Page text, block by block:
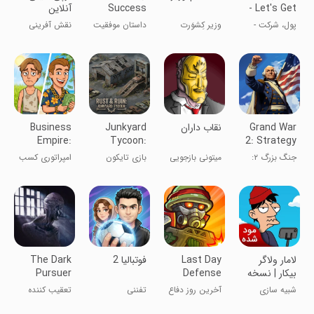
- Let's Get
Rich!
پول، شرکت -
شویم!
وزیر کِشوَرت
Success
Story
Business
داستان موفقیت
کسب‌وکار
آنلاین
نقش آفرینی
Grand War
2: Strategy
Games
جنگ بزرگ ۲:
استراتژی
‏‏‏‏نقاب داران
میتونی بازجویی
Junkyard
Tycoon:
Car Dealer
بازی تایکون
Business
Empire:
RichMan
امپراتوری کسب
لامار ولاگر
بیکار | نسخه
مود شده
شبیه سازی
Last Day
Defense
آخرین روز دفاع
‏‏‏فوتبالیا 2
تفننی
The Dark
Pursuer
تعقیب کننده